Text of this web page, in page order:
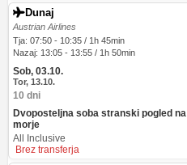
Dunaj
Austrian Airlines
Tja: 07:50 - 10:35 / 1h 45min
Nazaj: 13:05 - 13:55 / 1h 50min
Sob, 03.10.
Tor, 13.10.
10 dni
Dvoposteljna soba stranski pogled na
morje
All Inclusive
Brez transferja